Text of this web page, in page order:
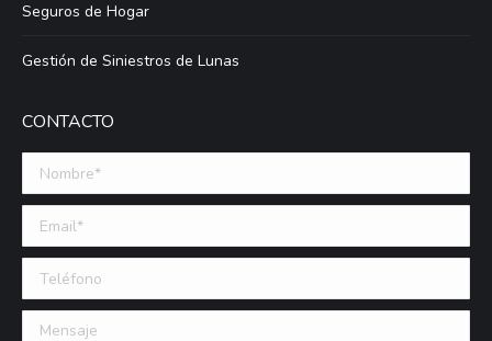
Seguros de Hogar
Gestión de Siniestros de Lunas
CONTACTO
Nombre *
Email (requerido)
Teléfono
Mensaje